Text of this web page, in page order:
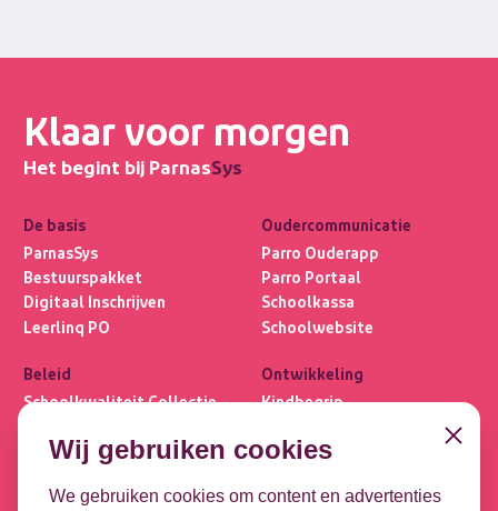
Klaar voor morgen
Het begint bij ParnasSys
De basis
ParnasSys
Bestuurspakket
Digitaal Inschrijven
Leerlinq PO
Beleid
Schoolkwaliteit Collectie
Privacybasis
Oudercommunicatie
Parro Ouderapp
Parro Portaal
Schoolkassa
Schoolwebsite
Ontwikkeling
Kindbegrip
OPP
Wij gebruiken cookies
We gebruiken cookies om content en advertenties
Close